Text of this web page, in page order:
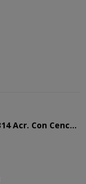
Pailas Tycoon Metacrilato 13"-14" Tti-1314 Acr. Con Cencerro Y Soporte